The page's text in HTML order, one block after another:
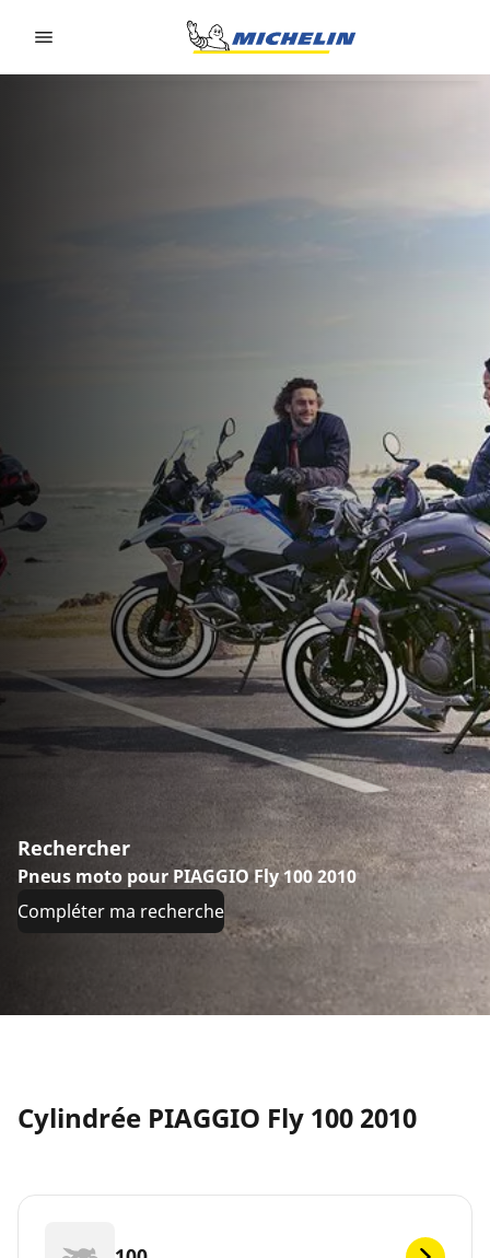
Rechercher
Pneus moto pour PIAGGIO Fly 100 2010
Compléter ma recherche
Cylindrée PIAGGIO Fly 100 2010